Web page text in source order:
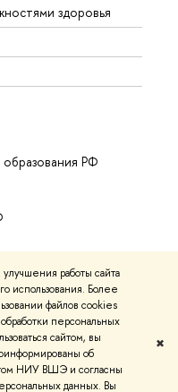
работы сайта
использования. Более
файлов cookies
персональных
сайтом, вы
об
НИУ ВШЭ и согласны
данных. Вы
✖
здоровья
РФ
Условия
конфиденциальности